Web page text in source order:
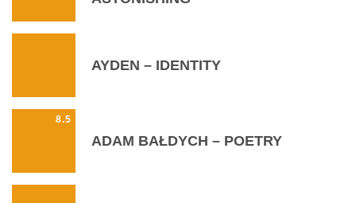
AYDEN – IDENTITY
8.5
ADAM BAŁDYCH – POETRY